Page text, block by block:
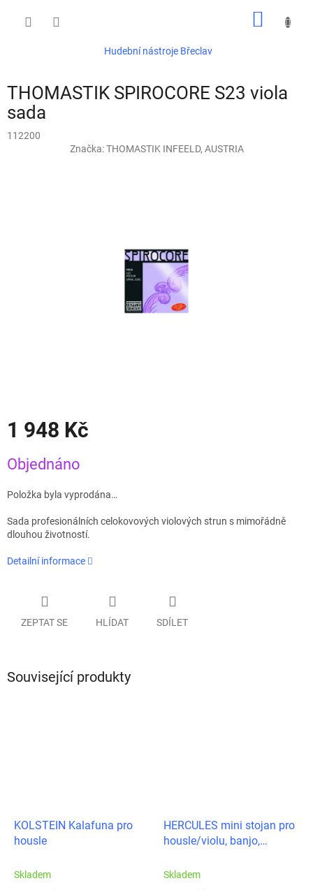
Hudební nástroje Břeclav
THOMASTIK SPIROCORE S23 viola
sada
112200
Značka:THOMASTIK INFEELD, AUSTRIA
1 948 Kč
cena:
Objednáno
Položka byla vyprodána…
Sada profesionálních celokovových violových strun s mimořádně
dlouhou životností.
Detailní informace
ZEPTAT SE HLÍDAT SDÍLET
Související produkty
KOLSTEIN Kalafuna pro
housle
Skladem
HERCULES mini stojan pro
housle/violu, banjo,
Skladem